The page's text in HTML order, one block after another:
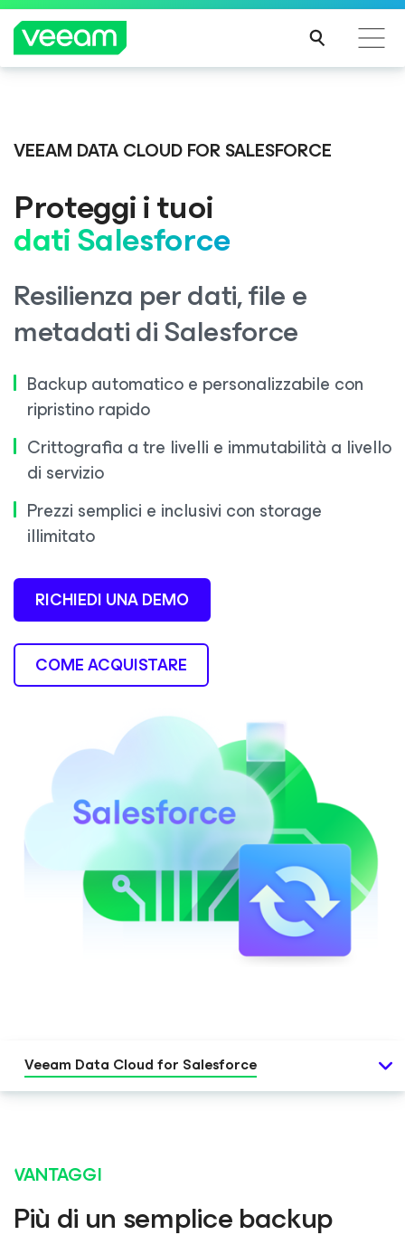
PER
RNE
DI
PIÙ
piattaforma. Controllo completo.
SCOPRI DI PIÙ
VEEAM DATA CLOUD FOR SALESFORCE
Proteggi i tuoi
dati Salesforce
Resilienza per dati, file e
metadati di Salesforce
Backup automatico e personalizzabile con
ripristino rapido
Crittografia a tre livelli e immutabilità a livello
di servizio
Prezzi semplici e inclusivi con storage
illimitato
RICHIEDI UNA DEMO
COME ACQUISTARE
Veeam Data Cloudfor Salesforce
VANTAGGI
Più di un semplice backup